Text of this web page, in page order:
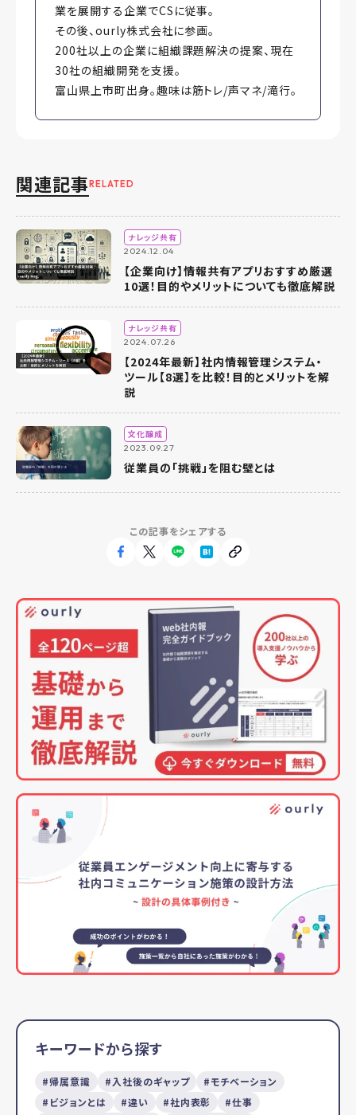
この記事をシェアする
業を展開する企業でCSに従事。
その後、ourly株式会社に参画。
200社以上の企業に組織課題解決の提案、現在
30社の組織開発を支援。
富山県上市町出身。趣味は筋トレ/声マネ/滝行。
関連記事RELATED
ナレッジ共有
2024.12.04
【企業向け】情報共有アプリおすすめ厳選
10選！目的やメリットについても徹底解説
ナレッジ共有
2024.07.26
【2024年最新】社内情報管理システム・
ツール【8選】を比較！目的とメリットを解
説
文化醸成
2023.09.27
従業員の「挑戦」を阻む壁とは
キーワードから探す
帰属意識 入社後のギャップ
モチベーション
ビジョンとは
違い 社内表彰
仕事